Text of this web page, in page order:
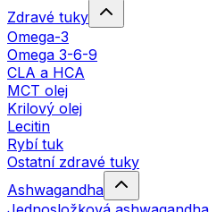
Zdravé tuky
Omega-3
Omega 3-6-9
CLA a HCA
MCT olej
Krilový olej
Lecitin
Rybí tuk
Ostatní zdravé tuky
Ashwagandha